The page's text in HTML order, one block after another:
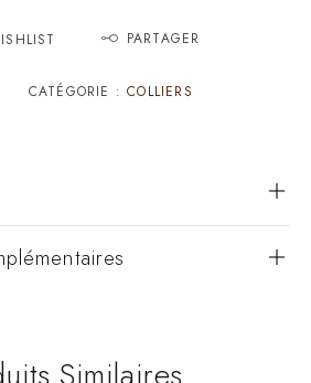
PARTAGER
CATÉGORIE :COLLIERS